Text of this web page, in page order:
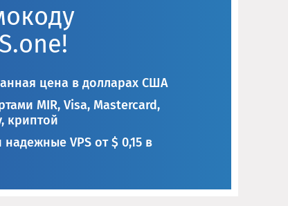
цена в долларах США
MIR, Visa, Mastercard,
криптой
VPS от $ 0,15 в